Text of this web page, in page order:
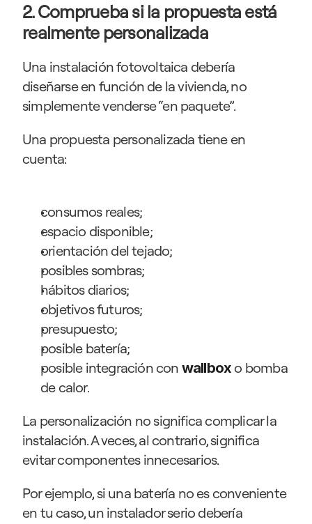
2. Comprueba si la propuesta está
realmente personalizada
Una instalación fotovoltaica debería
diseñarse en función de la vivienda, no
simplemente venderse “en paquete”.
Una propuesta personalizada tiene en
cuenta:
consumos reales;
espacio disponible;
orientación del tejado;
posibles sombras;
hábitos diarios;
objetivos futuros;
presupuesto;
posible batería;
posible integración con wallbox o bomba
de calor.
La personalización no significa complicar la
instalación. A veces, al contrario, significa
evitar componentes innecesarios.
Por ejemplo, si una batería no es conveniente
en tu caso, un instalador serio debería